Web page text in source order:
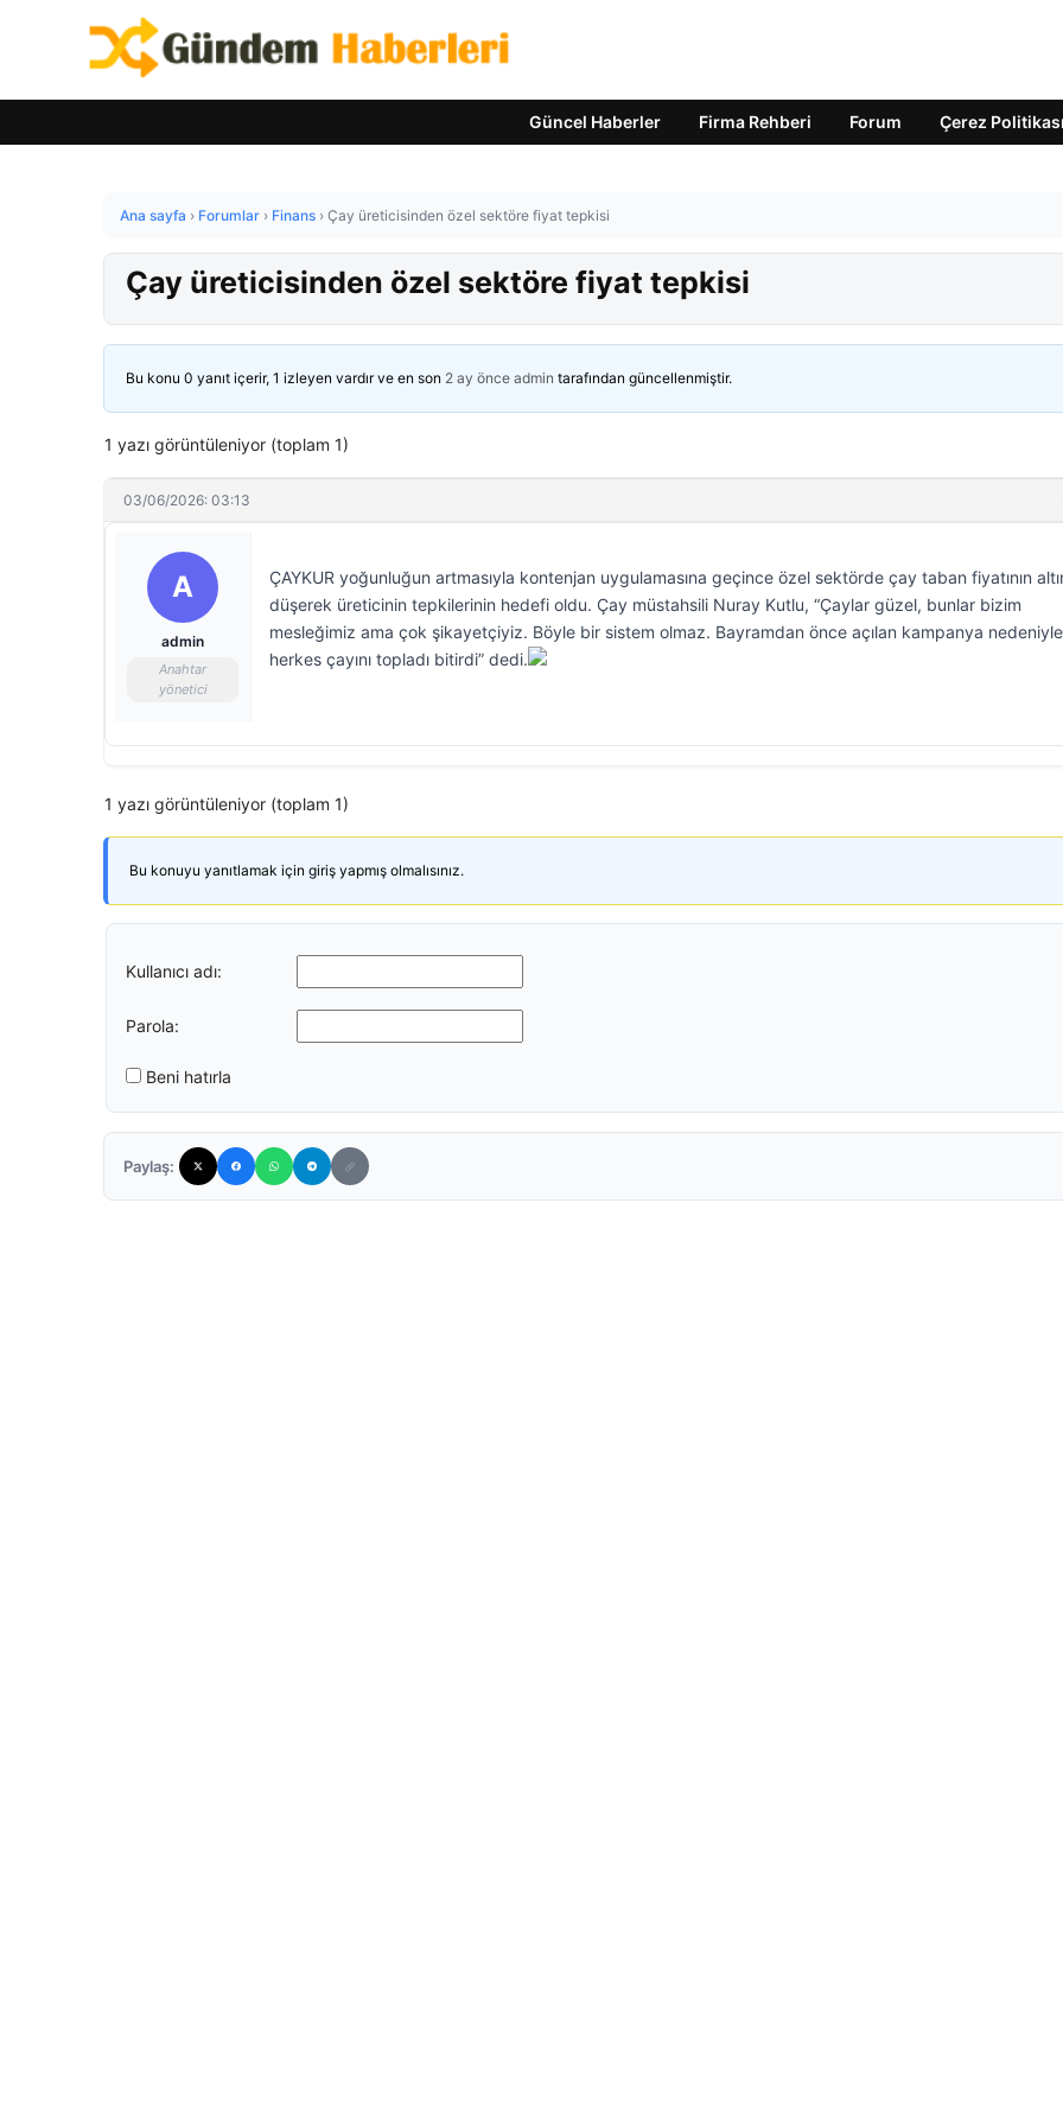
Güncel Haberler Firma Rehberi Forum Çerez Politikası
Ana sayfa › Forumlar › Finans › Çay üreticisinden özel sektöre fiyat tepkisi
Çay üreticisinden özel sektöre fiyat tepkisi
Bu konu 0 yanıt içerir, 1 izleyen vardır ve en son 2 ay önce admin tarafından güncellenmiştir.
1 yazı görüntüleniyor (toplam 1)
03/06/2026: 03:13
A
admin
Anahtar
yönetici
ÇAYKUR yoğunluğun artmasıyla kontenjan uygulamasına geçince özel sektörde çay taban fiyatının
düşerek üreticinin tepkilerinin hedefi oldu. Çay müstahsili Nuray Kutlu, “Çaylar güzel, bunlar bizim
mesleğimiz ama çok şikayetçiyiz. Böyle bir sistem olmaz. Bayramdan önce açılan kampanya nedeniyle
herkes çayını topladı bitirdi” dedi.
1 yazı görüntüleniyor (toplam 1)
Bu konuyu yanıtlamak için giriş yapmış olmalısınız.
Kullanıcı adı:
Parola:
Beni hatırla
Paylaş: